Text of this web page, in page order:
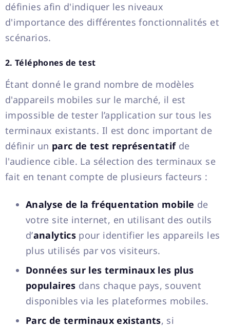
définies afin d'indiquer les niveaux
d'importance des différentes fonctionnalités et
scénarios.
2. Téléphones de test
Étant donné le grand nombre de modèles
d'appareils mobiles sur le marché, il est
impossible de tester l’application sur tous les
terminaux existants. Il est donc important de
définir un parc de test représentatifde
l'audience cible. La sélection des terminaux se
fait en tenant compte de plusieurs facteurs :
Analyse de la fréquentation mobile de
votre site internet, en utilisant des outils
d’analyticspour identifier les appareils les
plus utilisés par vos visiteurs.
Données sur les terminaux les plus
populaires dans chaque pays, souvent
disponibles via les plateformes mobiles.
Parc de terminaux existants, si